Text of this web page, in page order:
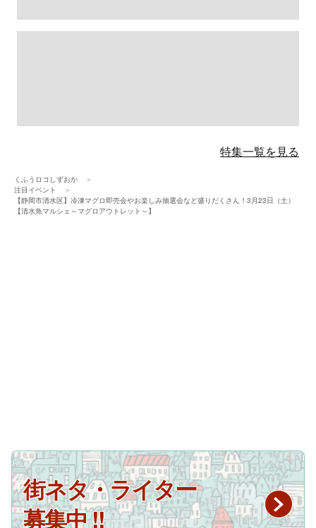
特集一覧を見る
くふうロコしずおか
注目イベント
【静岡市清水区】冷凍マグロ即売会やお楽しみ抽選会など盛りだくさん！3月23日（土）
【清水魚マルシェ～マグロアウトレット～】
街ネタ・ライター
募集中 !!